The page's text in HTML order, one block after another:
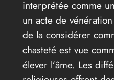
interprétée comme
un acte de
de la considérer
chasteté est vue
élever l’âme. Les